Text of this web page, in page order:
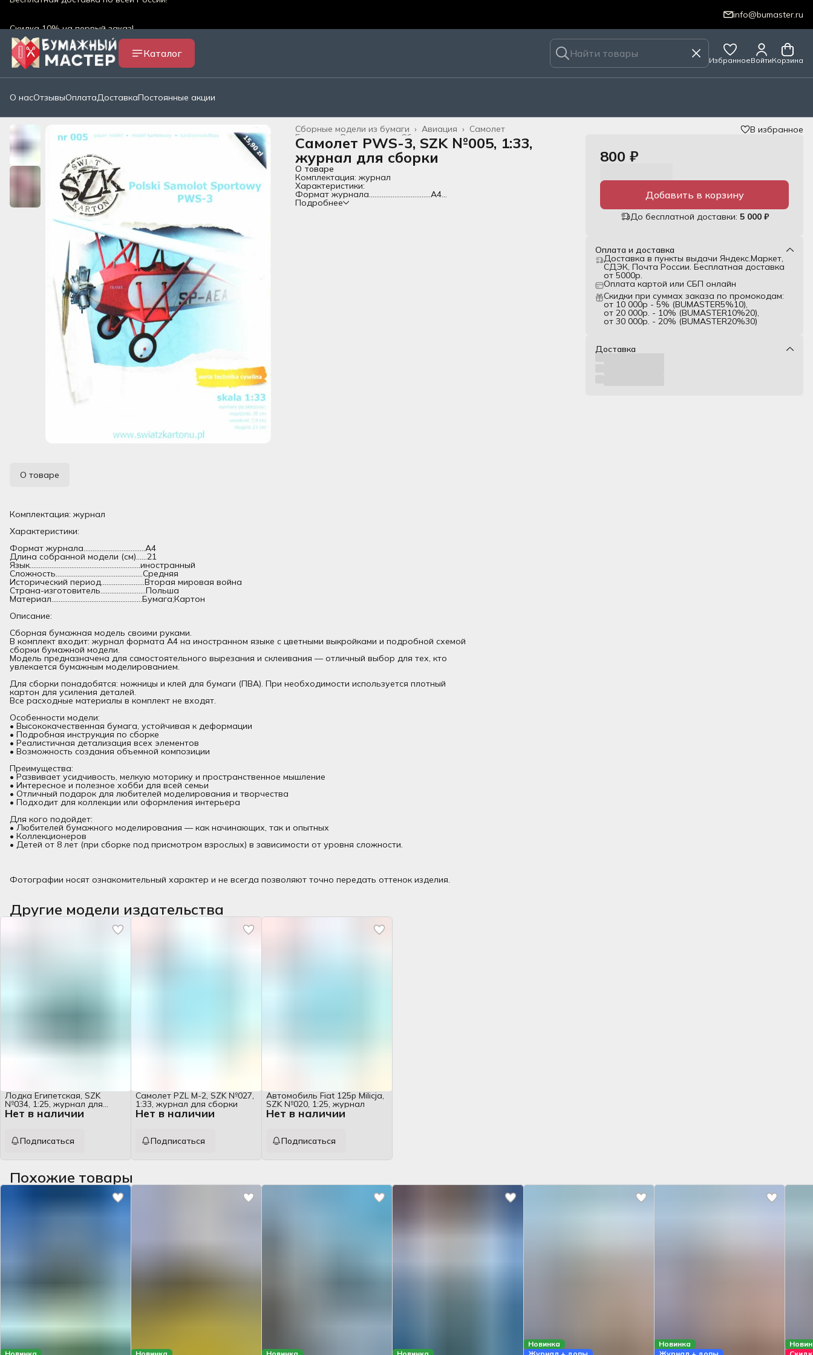
Скидки и акции магазина
Бесплатная доставка по всей России!*
info@bumaster.ru
Каталог
ИзбранноеВойтиКорзина
О насОтзывыОплатаДоставкаПостоянные акции
Самолет
Авиация ›
Сборные модели из бумаги ›
Сборные модели ›
Все товары ›
Главная
Самолет PWS-3, SZK №005, 1:33,
журнал для сборки
О товаре
Комплектация: журнал
Характеристики:
Формат журнала..................................А4
Длина собранной модели (см)......21
Язык.............................................................иностранный
Подробнее
В избранное
800 ₽
Добавить в корзину
До бесплатной доставки: 5 000 ₽
Оплата и доставка
Доставка в пункты выдачи Яндекс.Маркет,
СДЭК, Почта России. Бесплатная доставка
от 5000р.
Оплата картой или СБП онлайн
Скидки при суммах заказа по промокодам:
от 10 000р - 5% (BUMASTER5%10),
от 20 000р. - 10% (BUMASTER10%20),
от 30 000р. - 20% (BUMASTER20%30)
Доставка
О товаре
Комплектация: журнал
Характеристики:
Формат журнала..................................А4
Длина собранной модели (см)......21
Язык.............................................................иностранный
Сложность................................................Средняя
Исторический период........................Вторая мировая война
Страна-изготовитель.........................Польша
Материал..................................................Бумага;Картон
Описание:
Сборная бумажная модель своими руками.
В комплект входит: журнал формата А4 на иностранном языке с цветными выкройками и подробной схемой
сборки бумажной модели.
Модель предназначена для самостоятельного вырезания и склеивания — отличный выбор для тех, кто
увлекается бумажным моделированием.
Для сборки понадобятся: ножницы и клей для бумаги (ПВА). При необходимости используется плотный
картон для усиления деталей.
Все расходные материалы в комплект не входят.
Особенности модели:
• Высококачественная бумага, устойчивая к деформации
• Подробная инструкция по сборке
• Реалистичная детализация всех элементов
• Возможность создания объемной композиции
Преимущества:
• Развивает усидчивость, мелкую моторику и пространственное мышление
• Интересное и полезное хобби для всей семьи
• Отличный подарок для любителей моделирования и творчества
• Подходит для коллекции или оформления интерьера
Для кого подойдет:
• Любителей бумажного моделирования — как начинающих, так и опытных
• Коллекционеров
• Детей от 8 лет (при сборке под присмотром взрослых) в зависимости от уровня сложности.
Фотографии носят ознакомительный характер и не всегда позволяют точно передать оттенок изделия.
Другие модели издательства
Нет в наличии
Лодка Египетская, SZK
№034, 1:25, журнал для
сборки
Подписаться
Нет в наличии
Самолет PZL M-2, SZK №027,
1:33, журнал для сборки
Подписаться
Нет в наличии
Автомобиль Fiat 125p Milicja,
SZK №020, 1:25, журнал
Подписаться
Похожие товары
Новинка
Новинка